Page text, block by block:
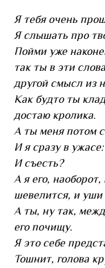
Я тебя очень
Я слышать про
Пойми уже
так ты в эти
другой смысл из
Как будто ты
достаю кролика.
А ты меня потом
И я сразу в
И съесть?
А я его,
шевелится, и уши
А ты, ну так,
его почищу.
Я это себе
Тошнит, голова